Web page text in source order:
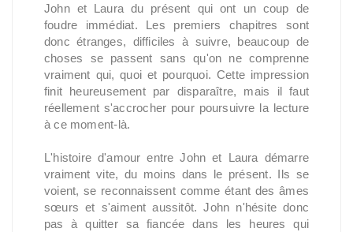
John et Laura du présent qui ont un coup de
foudre immédiat. Les premiers chapitres sont
donc étranges, difficiles à suivre, beaucoup de
choses se passent sans qu'on ne comprenne
vraiment qui, quoi et pourquoi. Cette impression
finit heureusement par disparaître, mais il faut
réellement s'accrocher pour poursuivre la lecture
à ce moment-là.
L'histoire d'amour entre John et Laura démarre
vraiment vite, du moins dans le présent. Ils se
voient, se reconnaissent comme étant des âmes
sœurs et s'aiment aussitôt. John n'hésite donc
pas à quitter sa fiancée dans les heures qui